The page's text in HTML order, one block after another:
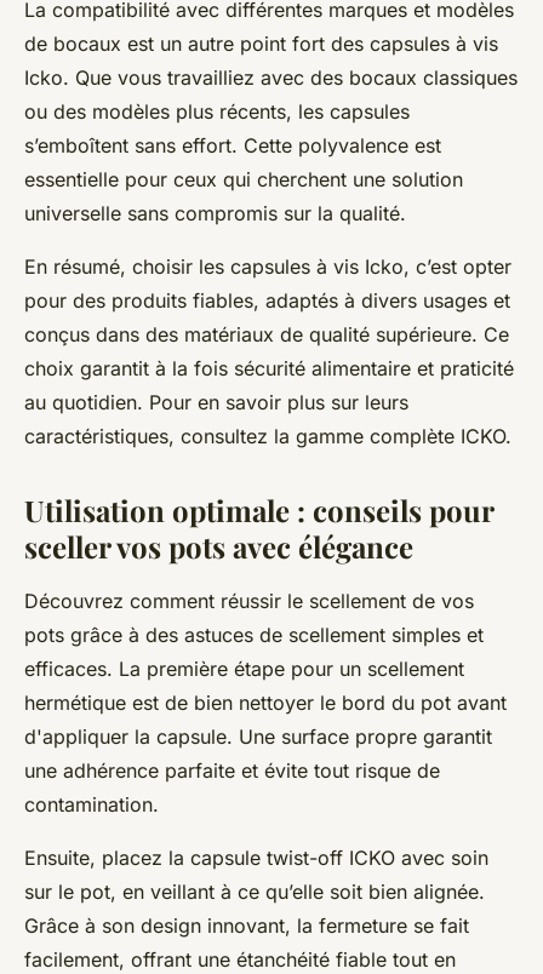
La compatibilité avec différentes marques et modèles
de bocaux est un autre point fort des capsules à vis
Icko. Que vous travailliez avec des bocaux classiques
ou des modèles plus récents, les capsules
s’emboîtent sans effort. Cette polyvalence est
essentielle pour ceux qui cherchent une solution
universelle sans compromis sur la qualité.
En résumé, choisir les capsules à vis Icko, c’est opter
pour des produits fiables, adaptés à divers usages et
conçus dans des matériaux de qualité supérieure. Ce
choix garantit à la fois sécurité alimentaire et praticité
au quotidien. Pour en savoir plus sur leurs
caractéristiques, consultez la gamme complète ICKO.
Utilisation optimale : conseils pour
sceller vos pots avec élégance
Découvrez comment réussir le scellement de vos
pots grâce à des astuces de scellement simples et
efficaces. La première étape pour un scellement
hermétique est de bien nettoyer le bord du pot avant
d'appliquer la capsule. Une surface propre garantit
une adhérence parfaite et évite tout risque de
contamination.
Ensuite, placez la capsule twist-off ICKO avec soin
sur le pot, en veillant à ce qu’elle soit bien alignée.
Grâce à son design innovant, la fermeture se fait
facilement, offrant une étanchéité fiable tout en